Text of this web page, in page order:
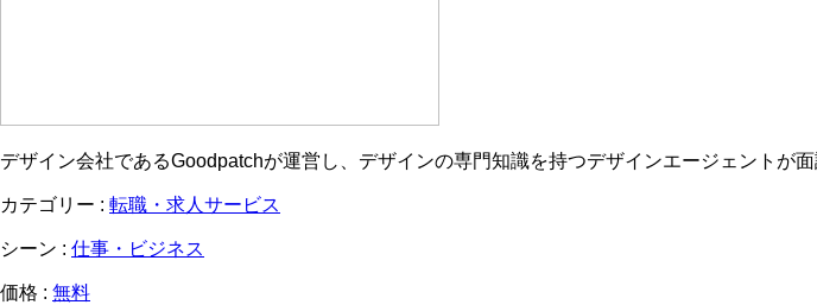
デザイン会社であるGoodpatchが運営し、デザインの専門知識を持つデザインエージェントが
カテゴリー : 転職・求人サービス
シーン : 仕事・ビジネス
価格 : 無料